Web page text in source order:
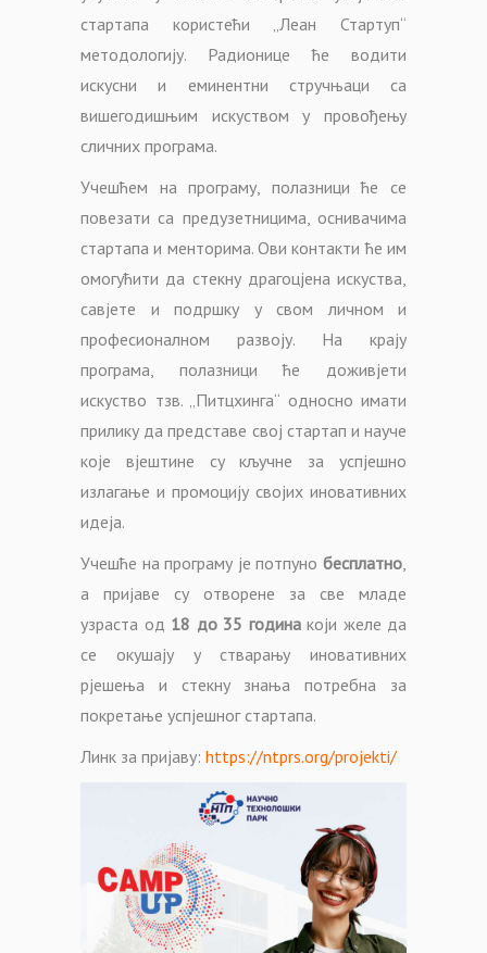
стартапа користећи „Леан Стартуп“
методологију. Радионице ће водити
искусни и еминентни стручњаци са
вишегодишњим искуством у провођењу
сличних програма.
Учешћем на програму, полазници ће се
повезати са предузетницима, оснивачима
стартапа и менторима. Ови контакти ће им
омогућити да стекну драгоцјена искуства,
савјете и подршку у свом личном и
професионалном развоју. На крају
програма, полазници ће доживјети
искуство тзв. „Питцхинга“ односно имати
прилику да представе свој стартап и науче
које вјештине су кључне за успјешно
излагање и промоцију својих иновативних
идеја.
Учешће на програму је потпуно бесплатно
а пријаве су отворене за све младе
узраста од 18 до 35 годинакоји желе да
се окушају у стварању иновативних
рјешења и стекну знања потребна за
покретање успјешног стартапа.
Линк за пријаву: https://ntprs.org/projekti/